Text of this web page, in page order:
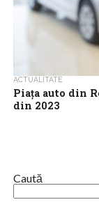
ACTUALITATE
Piaţa auto din
din 2023
Caută